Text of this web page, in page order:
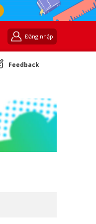
Đăng nhập
Feedback